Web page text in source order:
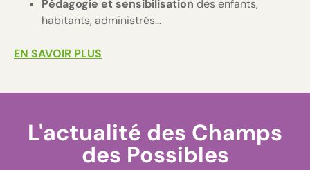
Pédagogie et sensibilisation des enfants,
habitants, administrés…
EN SAVOIR PLUS
L'actualité des Champs
des Possibles